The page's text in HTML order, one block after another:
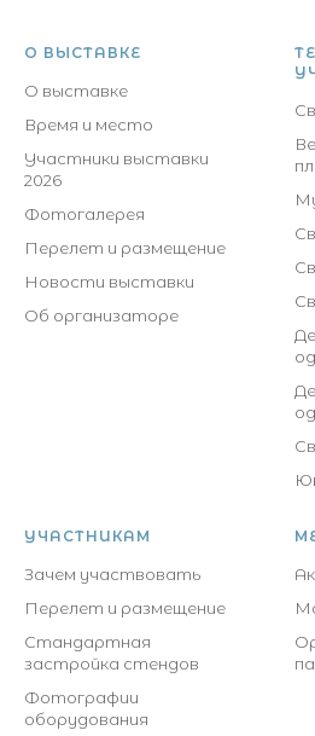
О ВЫСТАВКЕ
О выставке
Время и место
Участники выставки
2026
Фотогалерея
Перелет и размещение
Новости выставки
Об организаторе
УЧАСТНИКАМ
Зачем участвовать
Перелет и размещение
Стандартная
застройка стендов
Фотографии
оборудования